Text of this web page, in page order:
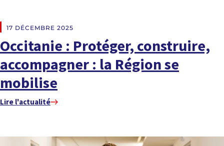
17 DÉCEMBRE 2025
Occitanie : Protéger, construire,
accompagner : la Région se
mobilise
Lire l'actualité